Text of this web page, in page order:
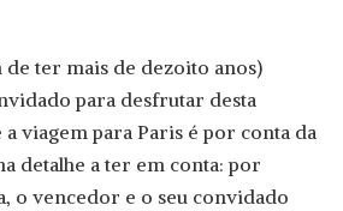
de ter mais de dezoito anos)
para desfrutar desta
viagem para Paris é por conta da
detalhe a ter em conta: por
o vencedor e o seu convidado